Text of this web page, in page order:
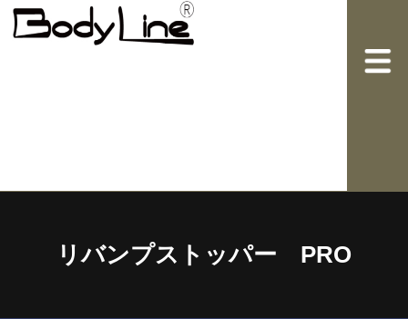
リバンプストッパー PRO